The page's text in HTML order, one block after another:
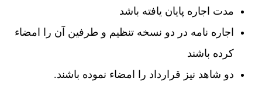
مدت اجاره پایان یافته باشد
اجاره نامه در دو نسخه تنظیم و طرفین آن را امضاء
کرده باشند
دو شاهد نیز قرارداد را امضاء نموده باشند.